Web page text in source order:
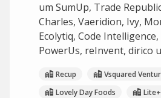
um SumUp, Trade
Charles, Vaeridion, Ivy,
Ecolytiq, Code
PowerUs, reInvent, dirico
Recup
Vsquared
Lovely Day Foods